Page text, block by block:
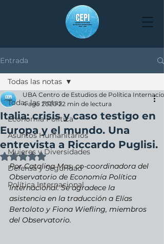
Entrada
Todas las notas
Economía Política
Asuntos Humanitarios
Mujeres y Diversidades
Defensa y Seguridad
Política Internacional
Todas las notas
Italia: crisis y caso testigo en
Europa y el mundo. Una
entrevista a Riccardo Puglisi.
UBA Centro de Estudios de Política
4 ago 2020 22 min de lectura
Obtuvo NaN de 5 estrellas.
Por Catalina Mas, co-coordinadora del
Observatorio de Economía Política
Internacional. Se agradece la
asistencia en la traducción a Elías
Bertoloto y Fiona Wiefling, miembros
del Observatorio.